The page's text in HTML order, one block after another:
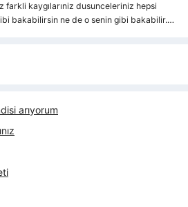
farkli kaygılarıniz dusunceleriniz hepsi
bakabilirsin ne de o senin gibi bakabilir.…
arıyorum